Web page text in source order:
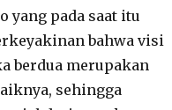
yang pada saat itu
bahwa visi
berdua merupakan
sehingga